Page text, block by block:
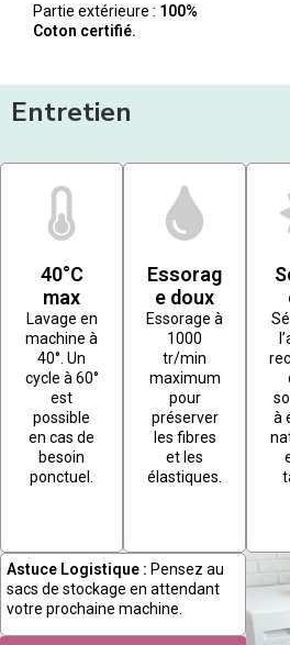
Partie extérieure : 100%
Coton certifié.
Entretien
40°C
max
Lavage en
machine à
40°. Un
cycle à 60°
est
possible
en cas de
besoin
ponctuel.
Essorag
e doux
Essorage à
1000
tr/min
maximum
pour
préserver
les fibres
et les
élastiques.
à
Astuce Logistique : Pensez au
sacs de stockage en attendant
votre prochaine machine.